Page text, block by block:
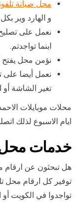
محل صيانة
و الهارد وير
نعمل على
اينما تواجدتم.
نؤمن محل يفتح
نعمل أيضا
تغير الشاشة أو
محلات موبايلات
ايام الاسبوع لذلك
خدمات محل
هل تبحثون عن ارقام
توفير كل ارقام محل
تواجدوا في الكويت